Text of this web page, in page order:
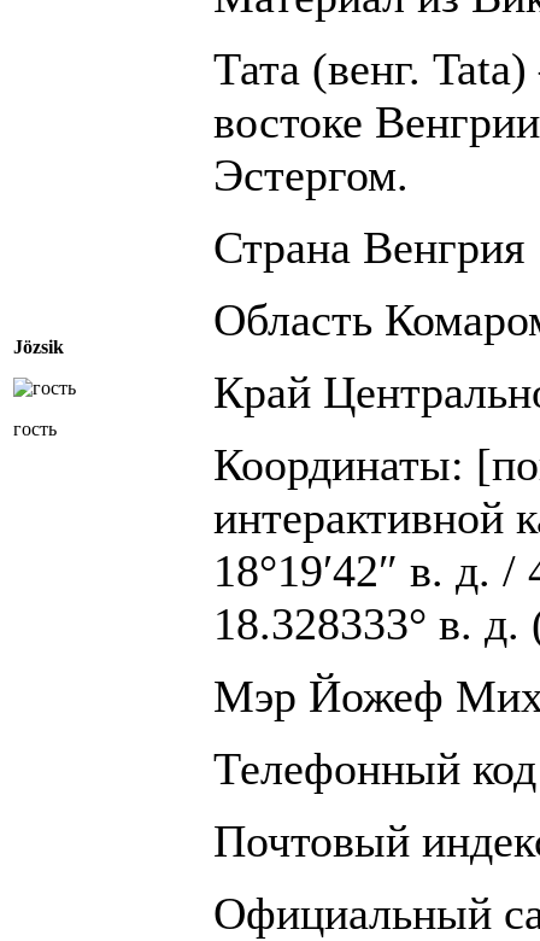
Jözsik
гость
Тата (венг.
востоке
Эстергом.
Страна Венгрия
Область
Край
Координаты:
интерактивной
18°19′42″ в. д.
18.328333° в.
Мэр Йожеф
Телефонный
Почтовый
Официальный